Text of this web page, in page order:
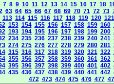
7 8 9 10 11 12 13 14 15 16 17 18
63 64 65 66 67 68 69 70 71 72 73
113 114 115 116 117 118 119 120 121
153 154 155 156 157 158 159 160
193 194 195 196 197 198 199 200
234 235 236 237 238 239 240 241
274 275 276 277 278 279 280 281
315 316 317 318 319 320 321 322
355 356 357 358 359 360 361 362
395 396 397 398 399 400 401 402
435 436 437 438 439 440 441 442
472 473 474 475 476 477